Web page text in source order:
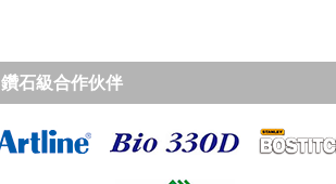
鑽石級合作伙伴